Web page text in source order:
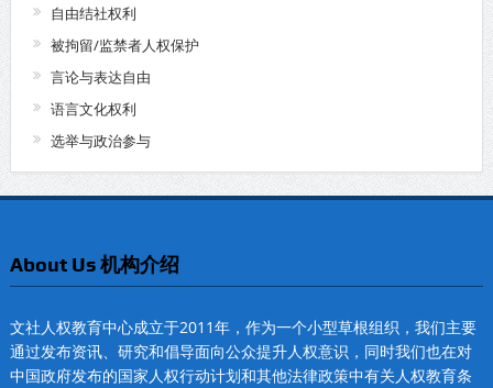
自由结社权利
被拘留/监禁者人权保护
言论与表达自由
语言文化权利
选举与政治参与
About Us 机构介绍
文社人权教育中心成立于2011年，作为一个小型草根组织，我们主要
通过发布资讯、研究和倡导面向公众提升人权意识，同时我们也在对
中国政府发布的国家人权行动计划和其他法律政策中有关人权教育条